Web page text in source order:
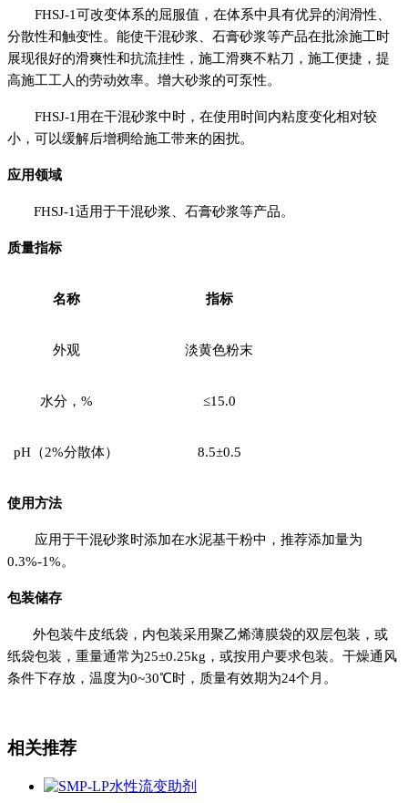
FHSJ-1可改变体系的屈服值，在体系中具有优异的润滑性、
分散性和触变性。能使干混砂浆、石膏砂浆等产品在批涂施工时
展现很好的滑爽性和抗流挂性，施工滑爽不粘刀，施工便捷，提
高施工工人的劳动效率。增大砂浆的可泵性。
FHSJ-1 用在干混砂浆中时，在使用时间内粘度变化相对较
小，可以缓解后增稠给施工带来的困扰。
应用领域
FHSJ-1适用于干混砂浆、石膏砂浆等产品。
质量指标
名称 指标
外观 淡黄色粉末
水分， % ≤15.0
pH （2%分散体） 8.5±0.5
使用方法
应用于干混砂浆时添加在水泥基干粉中，推荐添加量为
0.3%-1%。
包装储存
外包装牛皮纸袋，内包装采用聚乙烯薄膜袋的双层包装，或
纸袋包装，重量通常为25±0.25kg ，或按用户要求包装。干燥通风
条件下存放，温度为0~30℃时，质量有效期为24个月。
相关推荐